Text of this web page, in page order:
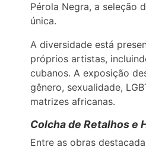
Pérola Negra, a seleção
única.
A diversidade está
próprios artistas,
cubanos. A exposição
gênero, sexualidade,
matrizes africanas.
Colcha de Retalhos e
Entre as obras